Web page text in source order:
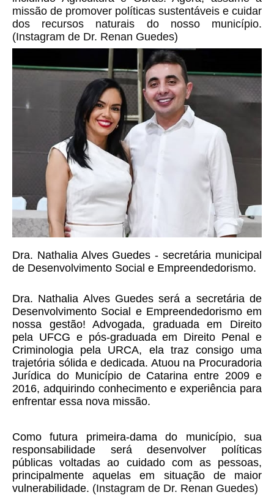
missão de promover políticas sustentáveis e cuidar
dos recursos naturais do nosso município.
(Instagram de Dr. Renan Guedes)
Dra. Nathalia Alves Guedes - secretária municipal
de Desenvolvimento Social e Empreendedorismo.
Dra. Nathalia Alves Guedes será a secretária de
Desenvolvimento Social e Empreendedorismo em
nossa gestão! Advogada, graduada em Direito
pela UFCG e pós-graduada em Direito Penal e
Criminologia pela URCA, ela traz consigo uma
trajetória sólida e dedicada. Atuou na Procuradoria
Jurídica do Município de Catarina entre 2009 e
2016, adquirindo conhecimento e experiência para
enfrentar essa nova missão.
Como futura primeira-dama do município, sua
responsabilidade será desenvolver políticas
públicas voltadas ao cuidado com as pessoas,
principalmente aquelas em situação de maior
vulnerabilidade. (Instagram de Dr. Renan Guedes)